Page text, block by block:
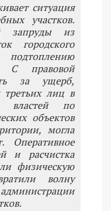
ситуация
участков.
запруды из
городского
С правовой
за ущерб,
лиц в
властей по
объектов
могла
Оперативное
и расчистка
физическую
волну